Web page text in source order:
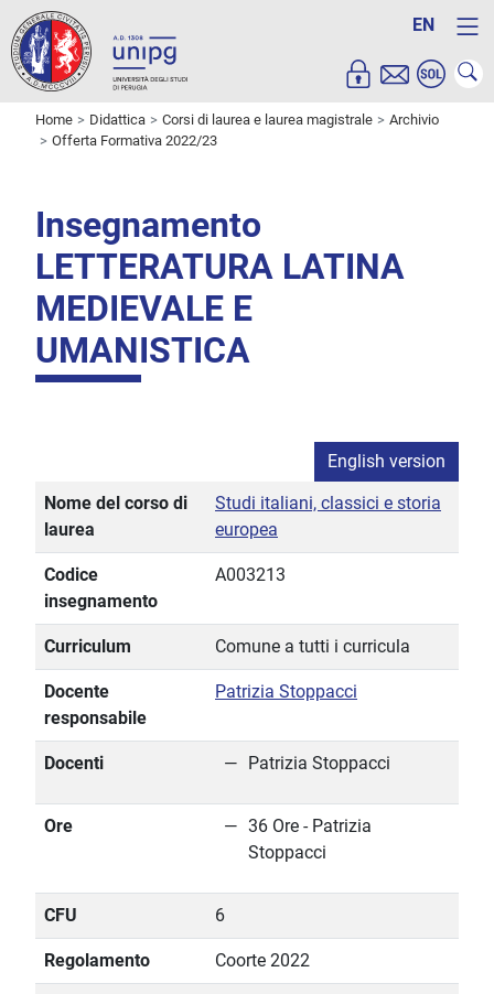
EN
Home Didattica Corsi di laurea e laurea magistrale
Archivio
Offerta Formativa 2022/23
Insegnamento
LETTERATURA LATINA
MEDIEVALE E
UMANISTICA
English version
Nome del corso di
laurea
Studi italiani, classici e storia
europea
Codice
insegnamento
A003213
Curriculum Comune a tutti i curricula
Docente
responsabile
Patrizia Stoppacci
Docenti Patrizia Stoppacci
Ore
36 Ore - Patrizia
Stoppacci
CFU 6
Regolamento Coorte 2022